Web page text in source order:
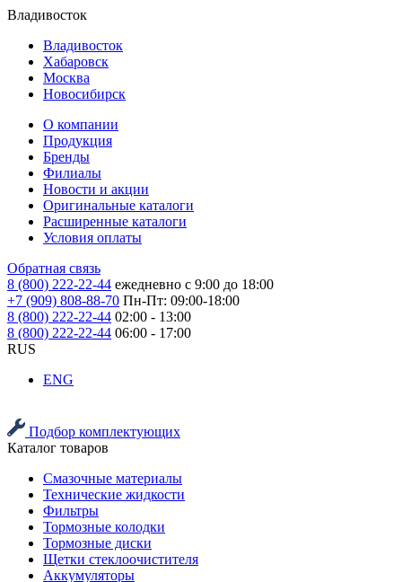
Владивосток
Владивосток
Хабаровск
Москва
Новосибирск
О компании
Продукция
Бренды
Филиалы
Новости и акции
Оригинальные каталоги
Расширенные каталоги
Условия оплаты
Обратная связь
8 (800) 222-22-44 ежедневно с 9:00 до 18:00
+7 (909) 808-88-70 Пн-Пт: 09:00-18:00
8 (800) 222-22-44 02:00 - 13:00
8 (800) 222-22-44 06:00 - 17:00
RUS
ENG
Подбор комплектующих
Каталог товаров
Смазочные материалы
Технические жидкости
Фильтры
Тормозные колодки
Тормозные диски
Щетки стеклоочистителя
Аккумуляторы